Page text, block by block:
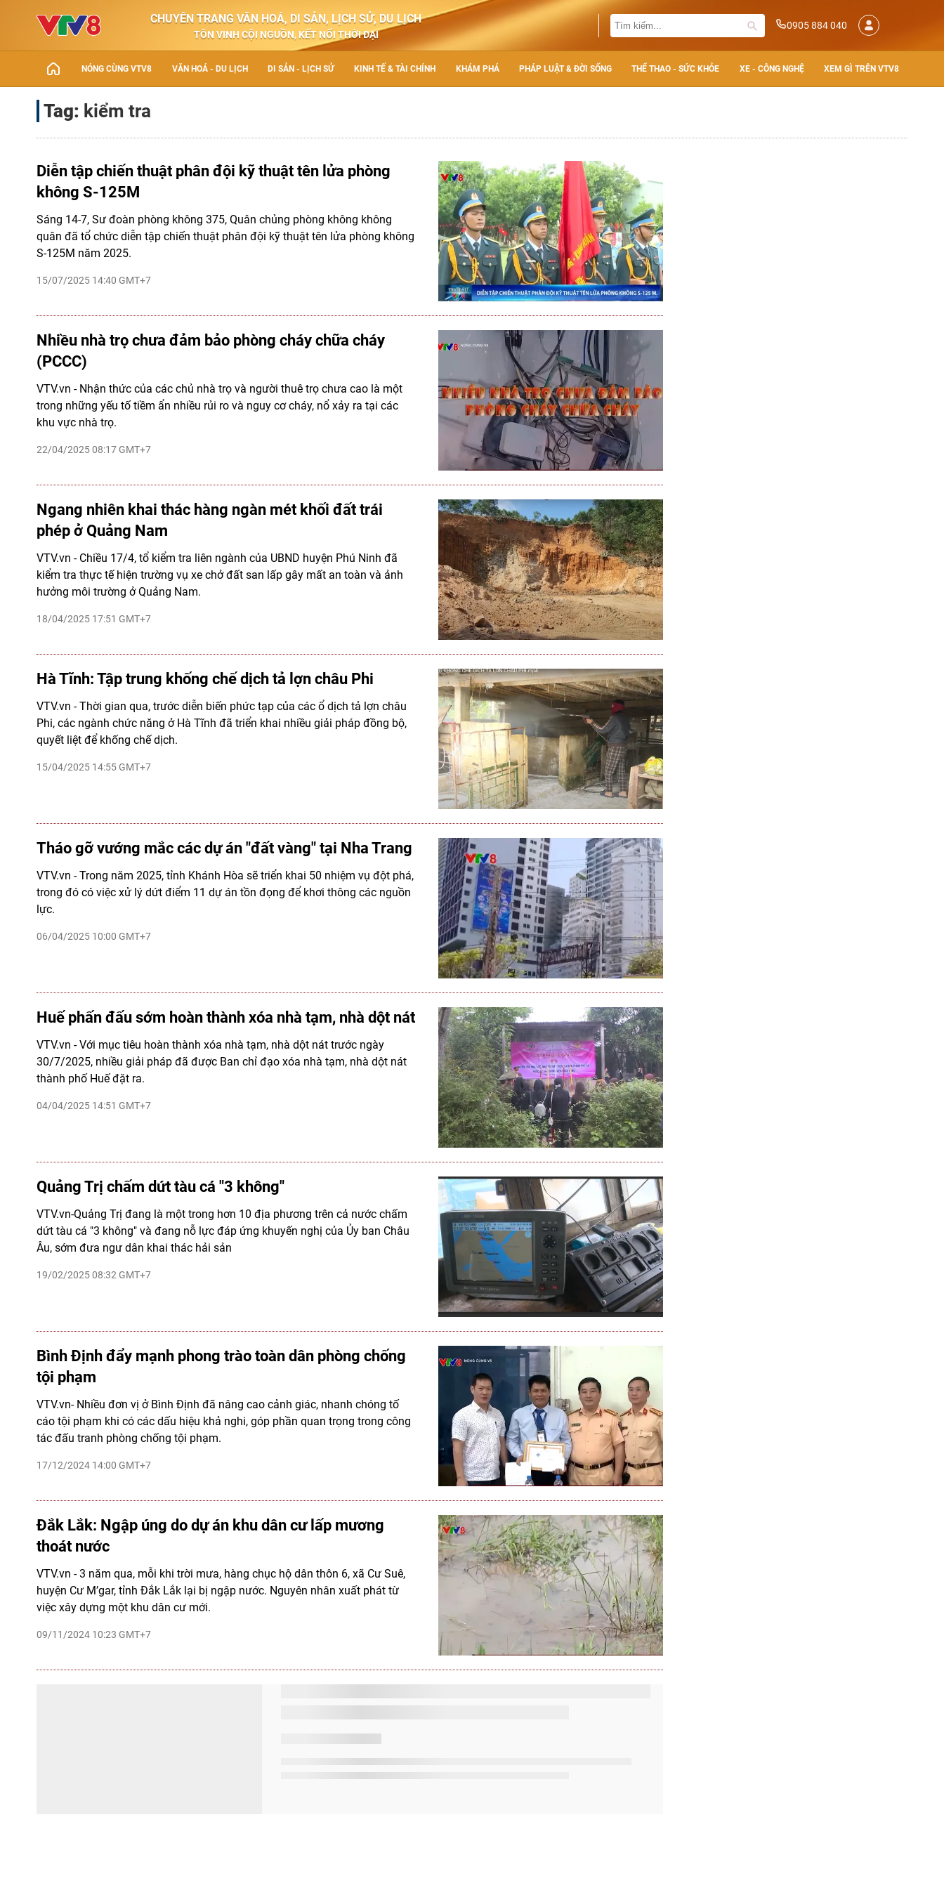
CHUYÊN TRANG VĂN HOÁ, DI SẢN, LỊCH SỬ, DU LỊCH
TÔN VINH CỘI NGUỒN, KẾT NỐI THỜI ĐẠI
0905 884 040
NÓNG CÙNG VTV8 VĂN HOÁ - DU LỊCH DI SẢN - LỊCH SỬ KINH TẾ & TÀI CHÍNH KHÁM PHÁ PHÁP LUẬT & ĐỜI SỐNG THỂ THAO - SỨC KHỎE XE - CÔNG NGHỆ XEM GÌ TRÊN VTV8
Tag: kiểm tra
Diễn tập chiến thuật phân đội kỹ thuật tên lửa phòng
không S-125M
15/07/2025 14:40 GMT+7
Sáng 14-7, Sư đoàn phòng không 375, Quân chủng phòng không không
quân đã tổ chức diễn tập chiến thuật phân đội kỹ thuật tên lửa phòng không
S-125M năm 2025.
Nhiều nhà trọ chưa đảm bảo phòng cháy chữa cháy
(PCCC)
22/04/2025 08:17 GMT+7
VTV.vn - Nhận thức của các chủ nhà trọ và người thuê trọ chưa cao là một
trong những yếu tố tiềm ẩn nhiều rủi ro và nguy cơ cháy, nổ xảy ra tại các
khu vực nhà trọ.
Ngang nhiên khai thác hàng ngàn mét khối đất trái
phép ở Quảng Nam
18/04/2025 17:51 GMT+7
VTV.vn - Chiều 17/4, tổ kiểm tra liên ngành của UBND huyện Phú Ninh đã
kiểm tra thực tế hiện trường vụ xe chở đất san lấp gây mất an toàn và ảnh
hưởng môi trường ở Quảng Nam.
Hà Tĩnh: Tập trung khống chế dịch tả lợn châu Phi
15/04/2025 14:55 GMT+7
VTV.vn - Thời gian qua, trước diễn biến phức tạp của các ổ dịch tả lợn châu
Phi, các ngành chức năng ở Hà Tĩnh đã triển khai nhiều giải pháp đồng bộ,
quyết liệt để khống chế dịch.
Tháo gỡ vướng mắc các dự án "đất vàng" tại Nha Trang
06/04/2025 10:00 GMT+7
VTV.vn - Trong năm 2025, tỉnh Khánh Hòa sẽ triển khai 50 nhiệm vụ đột phá,
trong đó có việc xử lý dứt điểm 11 dự án tồn đọng để khơi thông các nguồn
lực.
Huế phấn đấu sớm hoàn thành xóa nhà tạm, nhà dột nát
04/04/2025 14:51 GMT+7
VTV.vn - Với mục tiêu hoàn thành xóa nhà tạm, nhà dột nát trước ngày
30/7/2025, nhiều giải pháp đã được Ban chỉ đạo xóa nhà tạm, nhà dột nát
thành phố Huế đặt ra.
Quảng Trị chấm dứt tàu cá "3 không"
19/02/2025 08:32 GMT+7
VTV.vn-Quảng Trị đang là một trong hơn 10 địa phương trên cả nước chấm
dứt tàu cá "3 không" và đang nỗ lực đáp ứng khuyến nghị của Ủy ban Châu
Âu, sớm đưa ngư dân khai thác hải sản
Bình Định đẩy mạnh phong trào toàn dân phòng chống
tội phạm
17/12/2024 14:00 GMT+7
VTV.vn- Nhiều đơn vị ở Bình Định đã nâng cao cảnh giác, nhanh chóng tố
cáo tội phạm khi có các dấu hiệu khả nghi, góp phần quan trọng trong công
tác đấu tranh phòng chống tội phạm.
Đắk Lắk: Ngập úng do dự án khu dân cư lấp mương
thoát nước
09/11/2024 10:23 GMT+7
VTV.vn - 3 năm qua, mỗi khi trời mưa, hàng chục hộ dân thôn 6, xã Cư Suê,
huyện Cư M’gar, tỉnh Đắk Lắk lại bị ngập nước. Nguyên nhân xuất phát từ
việc xây dựng một khu dân cư mới.
Tăng cường phòng ngừa đuối nước cho trẻ em dịp Hè
VTV.vn - Để hạn chế những tai nạn thương tâm, các địa phương đã tăng
cường thực hiện các giải pháp phòng, chống tai nạn đuối nước cho trẻ em,